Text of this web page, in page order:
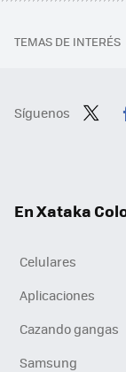
TEMAS DE INTERÉS
Síguenos
En Xataka
Celulares
Aplicaciones
Cazando gangas
Samsung